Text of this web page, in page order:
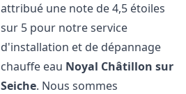
attribué une note de 4,5 étoiles
sur 5 pour notre service
d'installation et de dépannage
chauffe eau Noyal Châtillon sur
Seiche. Nous sommes